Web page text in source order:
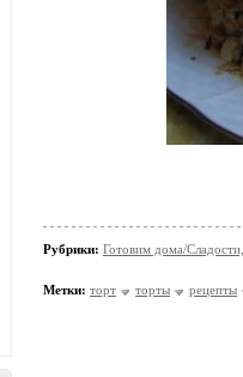
Рубрики: Готовим дома/
Метки: торт торты рецепты